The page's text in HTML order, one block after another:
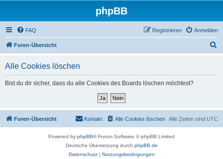
phpBB
FAQ Anmelden
Registrieren
Foren-Übersicht
Alle Cookies löschen
Bist du dir sicher, dass du alle Cookies des Boards löschen möchtest?
Foren-Übersicht Alle Zeiten sind UTC
Alle Cookies löschen
Kontakt
Powered by phpBB® Forum Software © phpBB Limited
Deutsche Übersetzung durch phpBB.de
Datenschutz| Nutzungsbedingungen